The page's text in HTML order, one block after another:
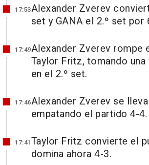
17:53Alexander Zverev
set y GANA el 2.º set por
17:49Alexander Zverev rompe
Taylor Fritz, tomando
en el 2.º set.
17:46Alexander Zverev se
empatando el partido 4-4.
17:41Taylor Fritz convierte el
domina ahora 4-3.